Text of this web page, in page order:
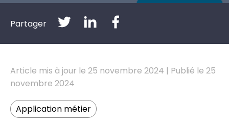
Partager
Article mis à jour le 25 novembre 2024 | Publié le 25
novembre 2024
Application métier